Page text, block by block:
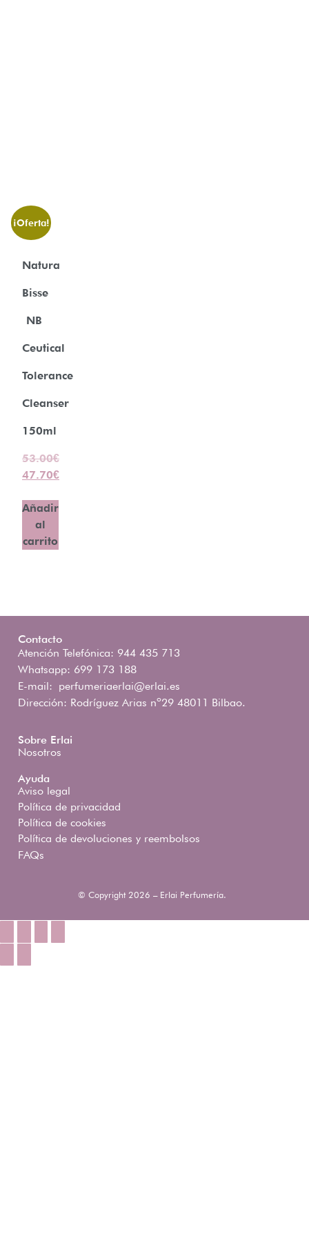
¡Oferta!
Natura
Bisse
NB
Ceutical
Tolerance
Cleanser
150ml
53.00€
47.70€
Añadir
al
carrito
Contacto
Atención Telefónica: 944 435 713
Whatsapp: 699 173 188
E-mail: perfumeriaerlai@erlai.es
Dirección: Rodríguez Arias nº29 48011 Bilbao.
Sobre Erlai
Nosotros
Ayuda
Aviso legal
Política de privacidad
Política de cookies
Política de devoluciones y reembolsos
FAQs
© Copyright 2026 – Erlai Perfumería.